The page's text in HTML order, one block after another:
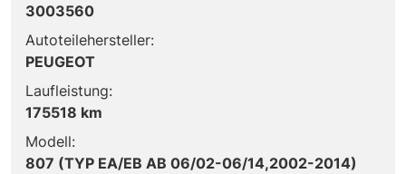
3003560
Autoteilehersteller:
PEUGEOT
Laufleistung:
175518 km
Modell:
807 (TYP EA/EB AB 06/02-06/14,2002-2014)